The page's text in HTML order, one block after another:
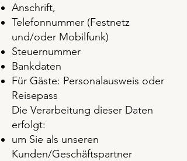
Anschrift,
Telefonnummer (Festnetz
und/oder Mobilfunk)
Steuernummer
Bankdaten
Für Gäste: Personalausweis oder
Reisepass
Die Verarbeitung dieser Daten
erfolgt:
um Sie als unseren
Kunden/Geschäftspartner